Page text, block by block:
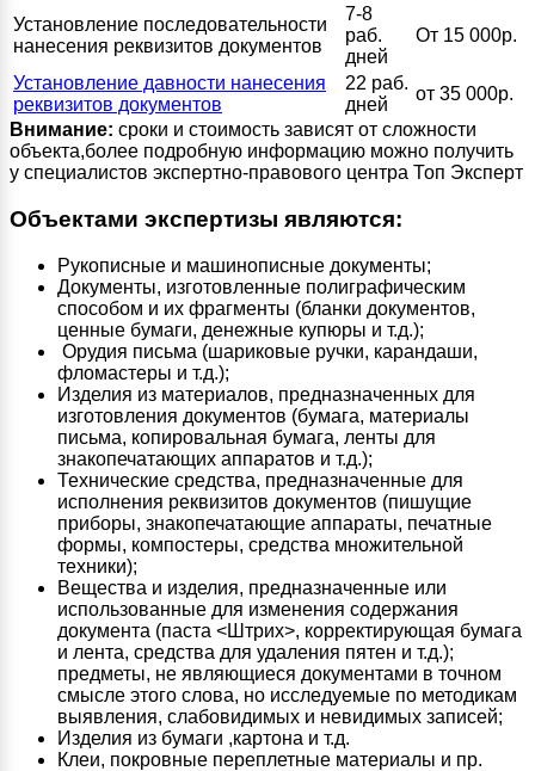
Установление последовательности
нанесения реквизитов документов
7-8
раб.
дней
От 15 000р.
Установление давности нанесения
реквизитов документов
22 раб.
дней
от 35 000р.
Внимание: сроки и стоимость зависят от сложности
объекта,более подробную информацию можно получить
у специалистов экспертно-правового центра Топ Эксперт
Объектами экспертизы являются:
Рукописные и машинописные документы;
Документы, изготовленные полиграфическим
способом и их фрагменты (бланки документов,
ценные бумаги, денежные купюры и т.д.);
Орудия письма (шариковые ручки, карандаши,
фломастеры и т.д.);
Изделия из материалов, предназначенных для
изготовления документов (бумага, материалы
письма, копировальная бумага, ленты для
знакопечатающих аппаратов и т.д.);
Технические средства, предназначенные для
исполнения реквизитов документов (пишущие
приборы, знакопечатающие аппараты, печатные
формы, компостеры, средства множительной
техники);
Вещества и изделия, предназначенные или
использованные для изменения содержания
документа (паста <Штрих>, корректирующая бумага
и лента, средства для удаления пятен и т.д.);
предметы, не являющиеся документами в точном
смысле этого слова, но исследуемые по методикам
выявления, слабовидимых и невидимых записей;
Изделия из бумаги ,картона и т.д.
Клеи, покровные переплетные материалы и пр.